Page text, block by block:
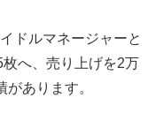
ドルマネージャーと
へ、売り上げを2万
あります。